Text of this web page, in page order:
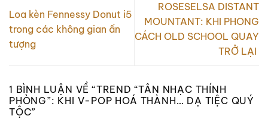
Loa kèn Fennessy Donut i5
trong các không gian ấn
tượng
ROSESELSA DISTANT
MOUNTANT: KHI PHONG
CÁCH OLD SCHOOL QUAY
TRỞ LẠI
1 BÌNH LUẬN VỀ “TREND “TÂN NHẠC THÍNH
PHÒNG”: KHI V-POP HOÁ THÀNH… DẠ TIỆC QUÝ
TỘC”